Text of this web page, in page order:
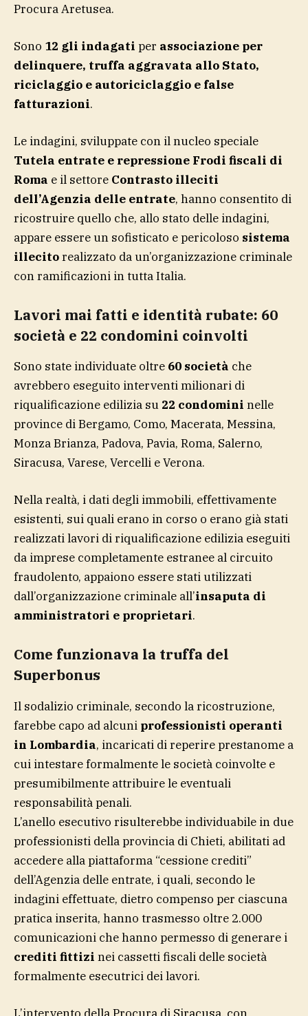
Procura Aretusea.
Sono 12 gli indagati per associazione per
delinquere, truffa aggravata allo Stato,
riciclaggio e autoriciclaggio e false
fatturazioni.
Le indagini, sviluppate con il nucleo speciale
Tutela entrate e repressione Frodi fiscali di
Roma e il settore Contrasto illeciti
dell’Agenzia delle entrate, hanno consentito di
ricostruire quello che, allo stato delle indagini,
appare essere un sofisticato e pericoloso sistema
illecitorealizzato da un’organizzazione criminale
con ramificazioni in tutta Italia.
Lavori mai fatti e identità rubate: 60
società e 22 condomini coinvolti
Sono state individuate oltre 60 società che
avrebbero eseguito interventi milionari di
riqualificazione edilizia su 22 condomini nelle
province di Bergamo, Como, Macerata, Messina,
Monza Brianza, Padova, Pavia, Roma, Salerno,
Siracusa, Varese, Vercelli e Verona.
Nella realtà, i dati degli immobili, effettivamente
esistenti, sui quali erano in corso o erano già stati
realizzati lavori di riqualificazione edilizia eseguiti
da imprese completamente estranee al circuito
fraudolento, appaiono essere stati utilizzati
dall’organizzazione criminale all’insaputa di
amministratori e proprietari.
Come funzionava la truffa del
Superbonus
Il sodalizio criminale, secondo la ricostruzione,
farebbe capo ad alcuni professionisti operanti
in Lombardia, incaricati di reperire prestanome a
cui intestare formalmente le società coinvolte e
presumibilmente attribuire le eventuali
responsabilità penali.
L’anello esecutivo risulterebbe individuabile in due
professionisti della provincia di Chieti, abilitati ad
accedere alla piattaforma “cessione crediti”
dell’Agenzia delle entrate, i quali, secondo le
indagini effettuate, dietro compenso per ciascuna
pratica inserita, hanno trasmesso oltre 2.000
comunicazioni che hanno permesso di generare i
crediti fittizi nei cassetti fiscali delle società
formalmente esecutrici dei lavori.